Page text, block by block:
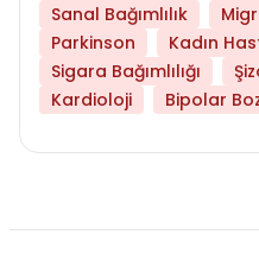
Sanal Bağımlılık
Parkinson
Kadın
Sigara Bağımlılığı
Kardioloji
Bipolar